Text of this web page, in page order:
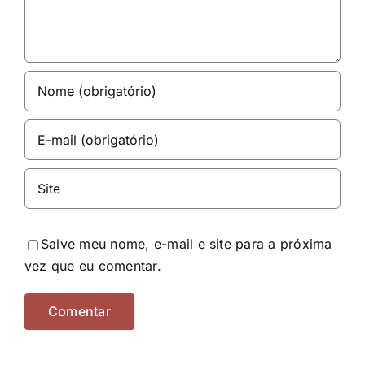
Salve meu nome, e-mail e site para a próxima
vez que eu comentar.